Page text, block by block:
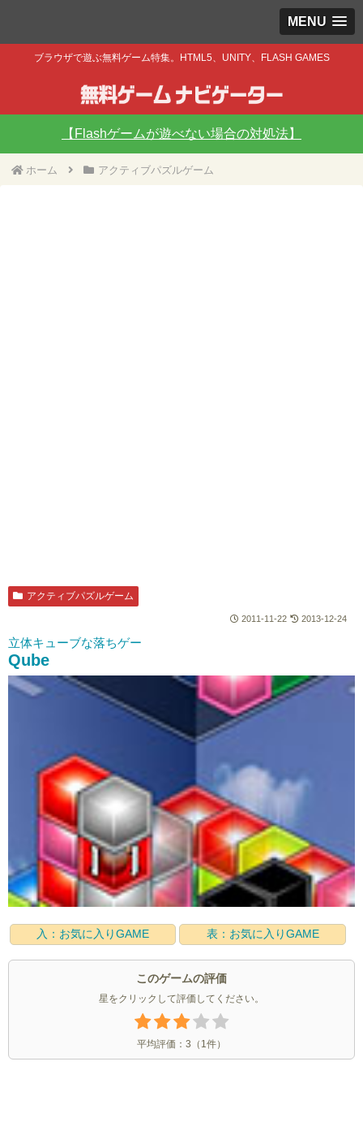
MENU
ブラウザで遊ぶ無料ゲーム特集。HTML5、UNITY、FLASH GAMES
【Flashゲームが遊べない場合の対処法】
ホーム アクティブパズルゲーム
アクティブパズルゲーム
2011-11-22 2013-12-24
立体キューブな落ちゲー
Qube
入：お気に入りGAME 表：お気に入りGAME
このゲームの評価
星をクリックして評価してください。
平均評価： 3 （ 1件）